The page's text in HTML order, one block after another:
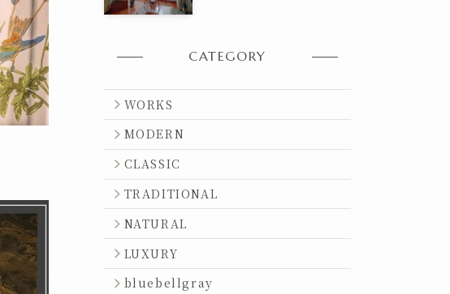
CATEGORY
WORKS
MODERN
CLASSIC
TRADITIONAL
NATURAL
LUXURY
bluebellgray